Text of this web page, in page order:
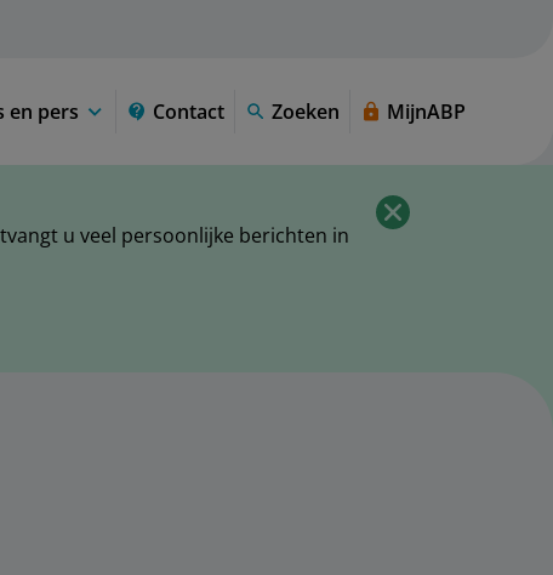
en pers Contact Zoeken MijnABP
u veel persoonlijke berichten in